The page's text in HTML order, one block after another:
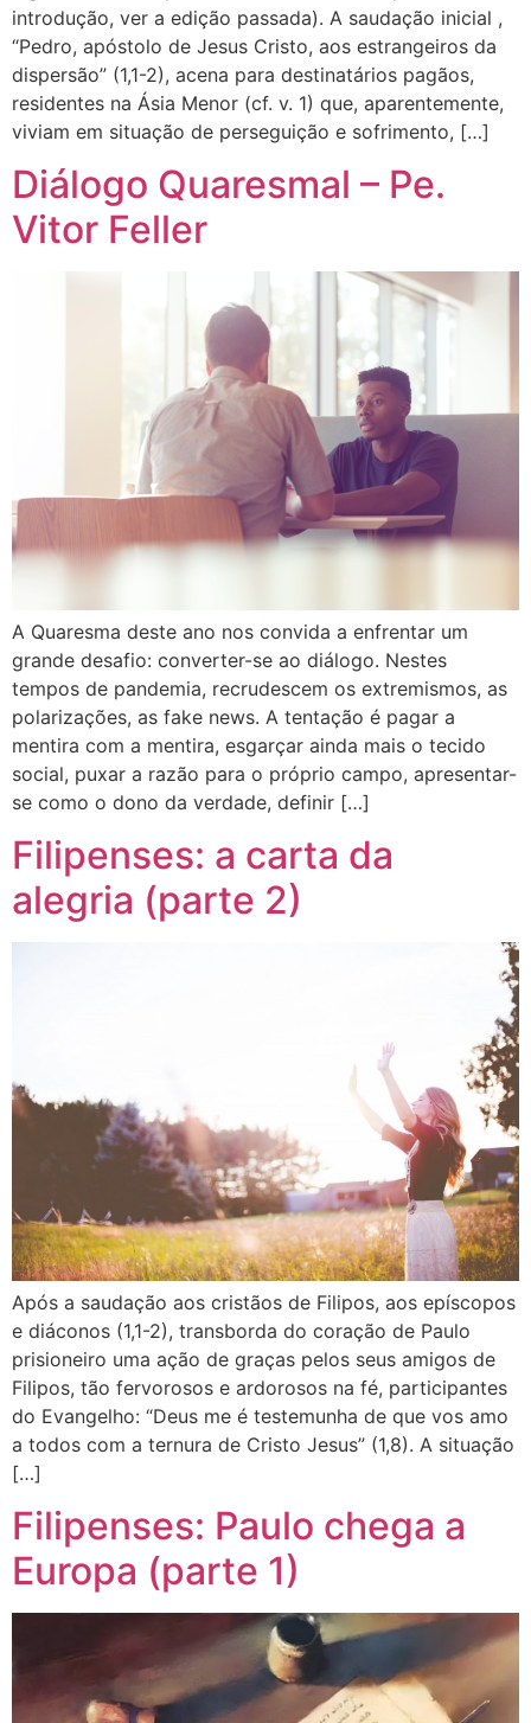
introdução, ver a edição passada). A saudação inicial ,
“Pedro, apóstolo de Jesus Cristo, aos estrangeiros da
dispersão” (1,1-2), acena para destinatários pagãos,
residentes na Ásia Menor (cf. v. 1) que, aparentemente,
viviam em situação de perseguição e sofrimento, […]
Diálogo Quaresmal – Pe.
Vitor Feller
A Quaresma deste ano nos convida a enfrentar um
grande desafio: converter-se ao diálogo. Nestes
tempos de pandemia, recrudescem os extremismos, as
polarizações, as fake news. A tentação é pagar a
mentira com a mentira, esgarçar ainda mais o tecido
social, puxar a razão para o próprio campo, apresentar-
se como o dono da verdade, definir […]
Filipenses: a carta da
alegria (parte 2)
Após a saudação aos cristãos de Filipos, aos epíscopos
e diáconos (1,1-2), transborda do coração de Paulo
prisioneiro uma ação de graças pelos seus amigos de
Filipos, tão fervorosos e ardorosos na fé, participantes
do Evangelho: “Deus me é testemunha de que vos amo
a todos com a ternura de Cristo Jesus” (1,8). A situação
[…]
Filipenses: Paulo chega a
Europa (parte 1)